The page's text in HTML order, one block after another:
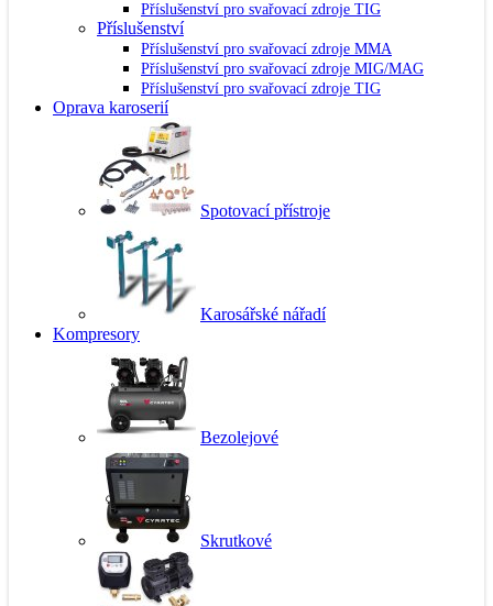
Příslušenství pro svařovací zdroje TIG
Příslušenství
Příslušenství pro svařovací zdroje MMA
Příslušenství pro svařovací zdroje MIG/MAG
Příslušenství pro svařovací zdroje TIG
Oprava karoserií
Spotovací přístroje
Karosářské nářadí
Kompresory
Bezolejové
Skrutkové